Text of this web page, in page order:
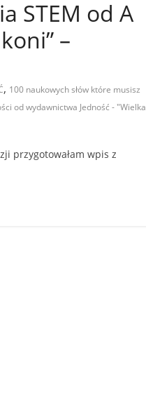
STEM od A
–
, 100 naukowych słów które musisz
od wydawnictwa Jedność - "Wielka
przygotowałam wpis z